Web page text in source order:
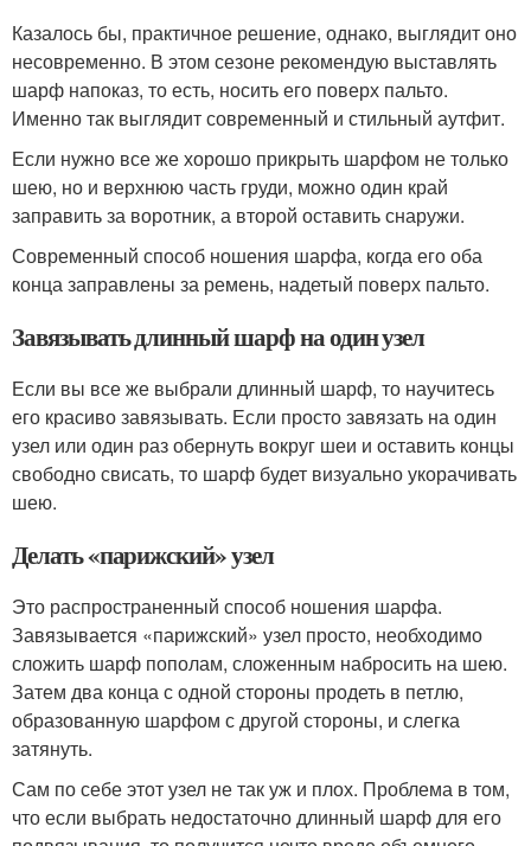
Казалось бы, практичное решение, однако, выглядит оно
несовременно. В этом сезоне рекомендую выставлять
шарф напоказ, то есть, носить его поверх пальто.
Именно так выглядит современный и стильный аутфит.
Если нужно все же хорошо прикрыть шарфом не только
шею, но и верхнюю часть груди, можно один край
заправить за воротник, а второй оставить снаружи.
Современный способ ношения шарфа, когда его оба
конца заправлены за ремень, надетый поверх пальто.
Завязывать длинный шарф на один узел
Если вы все же выбрали длинный шарф, то научитесь
его красиво завязывать. Если просто завязать на один
узел или один раз обернуть вокруг шеи и оставить концы
свободно свисать, то шарф будет визуально укорачивать
шею.
Делать «парижский» узел
Это распространенный способ ношения шарфа.
Завязывается «парижский» узел просто, необходимо
сложить шарф пополам, сложенным набросить на шею.
Затем два конца с одной стороны продеть в петлю,
образованную шарфом с другой стороны, и слегка
затянуть.
Сам по себе этот узел не так уж и плох. Проблема в том,
что если выбрать недостаточно длинный шарф для его